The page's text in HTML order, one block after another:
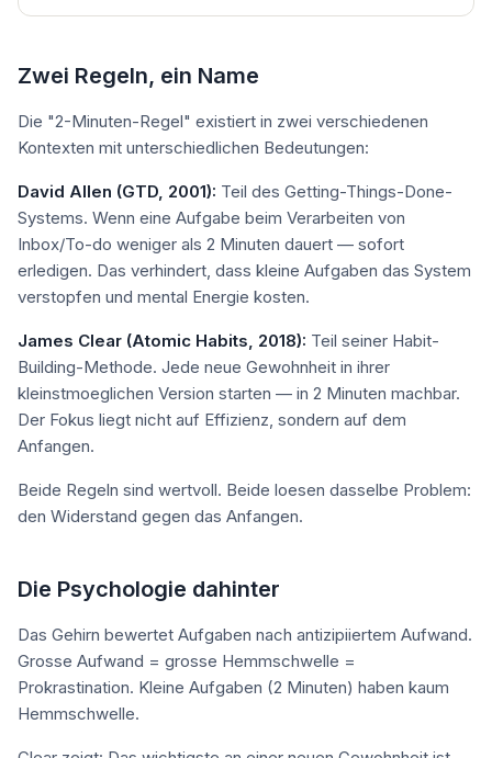
Zwei Regeln, ein Name
Die "2-Minuten-Regel" existiert in zwei verschiedenen
Kontexten mit unterschiedlichen Bedeutungen:
David Allen (GTD, 2001): Teil des Getting-Things-Done-
Systems. Wenn eine Aufgabe beim Verarbeiten von
Inbox/To-do weniger als 2 Minuten dauert — sofort
erledigen. Das verhindert, dass kleine Aufgaben das System
verstopfen und mental Energie kosten.
James Clear (Atomic Habits, 2018): Teil seiner Habit-
Building-Methode. Jede neue Gewohnheit in ihrer
kleinstmoeglichen Version starten — in 2 Minuten machbar.
Der Fokus liegt nicht auf Effizienz, sondern auf dem
Anfangen.
Beide Regeln sind wertvoll. Beide loesen dasselbe Problem:
den Widerstand gegen das Anfangen.
Die Psychologie dahinter
Das Gehirn bewertet Aufgaben nach antizipiiertem Aufwand.
Grosse Aufwand = grosse Hemmschwelle =
Prokrastination. Kleine Aufgaben (2 Minuten) haben kaum
Hemmschwelle.